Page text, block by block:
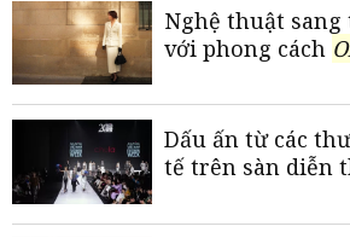
Nghệ thuật
với phong cách
Dấu ấn từ các
tế trên sàn diễn